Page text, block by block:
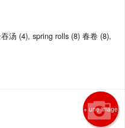
汤 (4), spring rolls (8) 春卷 (8),
+ une image